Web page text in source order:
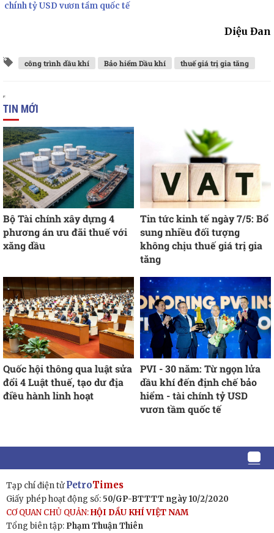
chính tỷ USD vươn tầm quốc tế
Diệu Đan
công trình dầu khí Bảo hiểm Dầu khí thuế giá trị gia tăng
TIN MỚI
Bộ Tài chính xây dựng 4
phương án ưu đãi thuế với
xăng dầu
Tin tức kinh tế ngày 7/5: Bổ
sung nhiều đối tượng
không chịu thuế giá trị gia
tăng
Quốc hội thông qua luật sửa
đổi 4 Luật thuế, tạo dư địa
điều hành linh hoạt
PVI - 30 năm: Từ ngọn lửa
dầu khí đến định chế bảo
hiểm - tài chính tỷ USD
vươn tầm quốc tế
Tạp chí điện tửPetroTimes
Giấy phép hoạt động số: 50/GP-BTTTT ngày 10/2/2020
CƠ QUAN CHỦ QUẢN:HỘI DẦU KHÍ VIỆT NAM
Tổng biên tập: Phạm Thuận Thiên